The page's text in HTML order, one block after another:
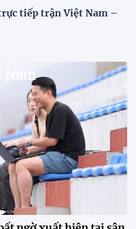
bút ký bằng niềm tin
tin tưởng dẫn dắt
quân người xứ Nghệ
vụ bằng "niềm tin và
nhiều kỳ vọng vào thế hệ
chính thức có nhà tài trợ